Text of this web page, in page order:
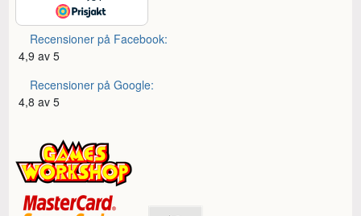
Recensioner på Facebook:
4,9 av 5
Recensioner på Google:
4,8 av 5